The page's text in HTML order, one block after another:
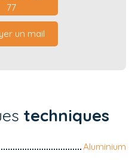
77
un mail
techniques
Aluminium